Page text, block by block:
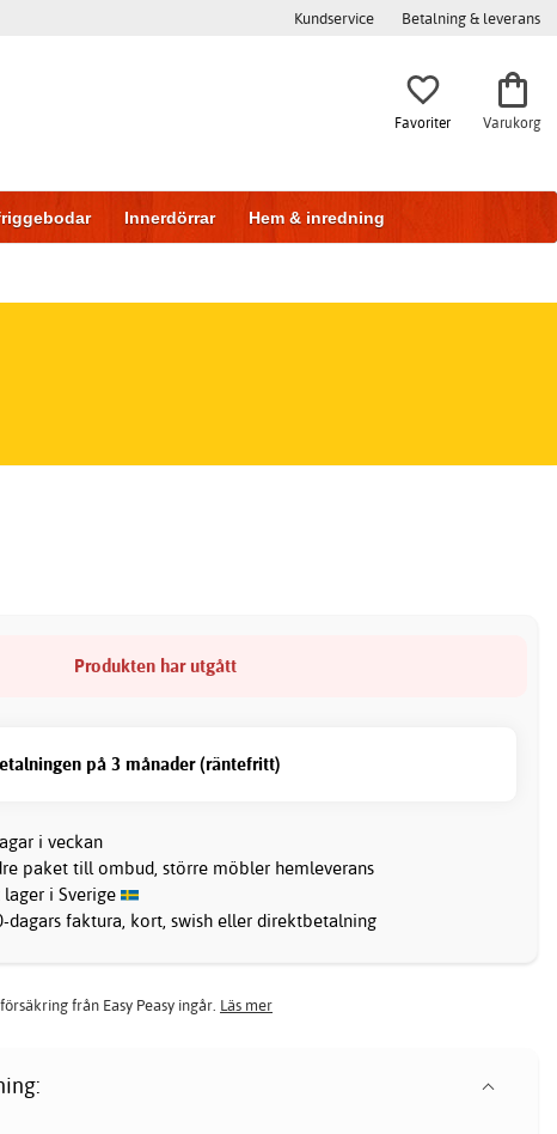
Kundservice Betalning & leverans
Favoriter Varukorg
Innerdörrar Hem & inredning
Produkten har utgått
på 3 månader (räntefritt)
i veckan
paket till ombud, större möbler hemleverans
i Sverige
dagars faktura, kort, swish eller direktbetalning
från Easy Peasy ingår. Läs mer